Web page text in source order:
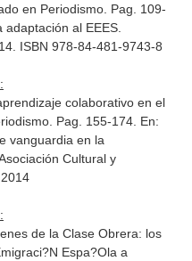
en Periodismo. Pag. 109-
adaptación al EEES.
ISBN 978-84-481-9743-8
colaborativo en el
Pag. 155-174. En:
vanguardia en la
Cultural y
de la Clase Obrera: los
Espa?Ola a